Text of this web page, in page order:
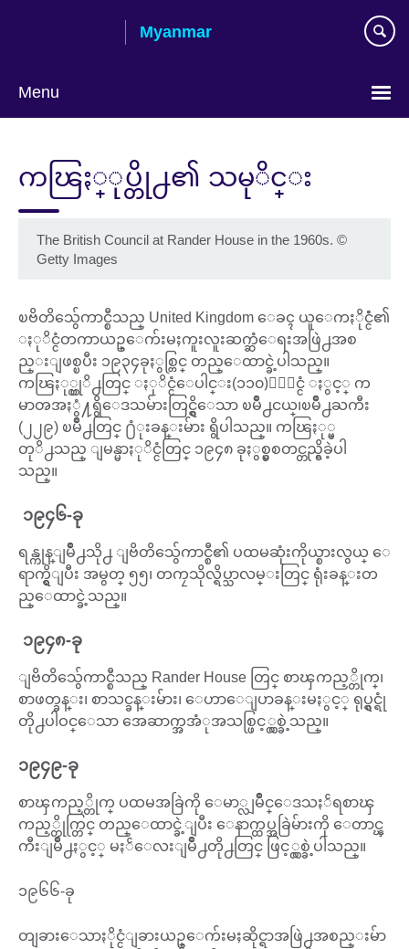
Myanmar
Menu
language
ကၽြႏ္ုပ္တို႕၏ သမုိင္း
The British Council at Rander House in the 1960s. ©
Getty Images
ၿဗိတိသွ်ေကာင္စီသည္ United Kingdom ေခၚ ယူေကႏိုင္ငံံ၏
ႏုိင္ငံတကာယဥ္ေက်းမႈကူးလူးဆက္ဆံေရးအဖြဲ႕အစ
ည္းျဖစ္ၿပီး ၁၉၃၄ခုႏွစ္တြင္ တည္ေထာင္ခဲ့ပါသည္။
ကၽြႏု္ပ္တုိ႕တြင္ ႏုိင္ငံေပါင္း(၁၁၀)ႏိုင္ငံ ႏွင့္ က
မာၻအႏွံ႔ရွိေဒသမ်ားတြင္ရွိေသာ ၿမိဳ႕ငယ္၊ၿမိဳ႕ႀကီး
(၂၂၉) ၿမိဳ႕တြင္ ႐ံုးခန္းမ်ား ရွိပါသည္။ ကၽြႏု္ပ္
တုိ႕သည္ ျမန္မာႏုိင္ငံတြင္ ၁၉၄၈ ခုႏွစ္မွစတင္တည္ရွိခဲ့ပါ
သည္။
၁၉၄၆-ခု
ရန္ကုန္ျမိဳ႕သို႕ ျဗိတိသွ်ေကာင္စီ၏ ပထမဆုံးကိုယ္စားလွယ္ ေ
ရာက္ရွိျပီး အမွတ္ ၅၅၊ တကၠသိုလ္ရိပ္သာလမ္းတြင္ ရုံးခန္းတ
ည္ေထာင္ခဲ့သည္။
၁၉၄၈-ခု
ျဗိတိသွ်ေကာင္စီသည္ Rander House တြင္ စာၾကည့္တိုက္၊
စာဖတ္ခန္း၊ စာသင္ခန္းမ်ား၊ ေဟာေျပာခန္းမႏွင့္ ရုပ္ရွင္ရုံ
တို႕ပါဝင္ေသာ အေဆာက္အအံုအသစ္ဖြင့္လွစ္ခဲ့သည္။
၁၉၄၉-ခု
စာၾကည့္တိုက္ ပထမအခြဲကို ေမာ္လျမိဳင္ေဒသႏၲရစာၾ
ကည့္တိုက္တြင္ တည္ေထာင္ခဲ့ျပီး ေနာက္ထပ္အခြဲမ်ားကို ေတာင္ၾ
ကီးျမိဳ႕ႏွင့္ မႏၲေလးျမိဳ႕တို႕တြင္ ဖြင့္လွစ္ခဲ့ပါသည္။
၁၉၆၆-ခု
တျခားေသာႏိုင္ငံျခားယဥ္ေက်းမႈဆိုင္ရာအဖြဲ႕အစည္းမ်ာ